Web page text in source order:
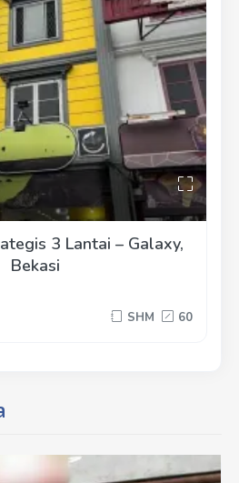
3 Lantai – Galaxy,
Bekasi
SHM 60